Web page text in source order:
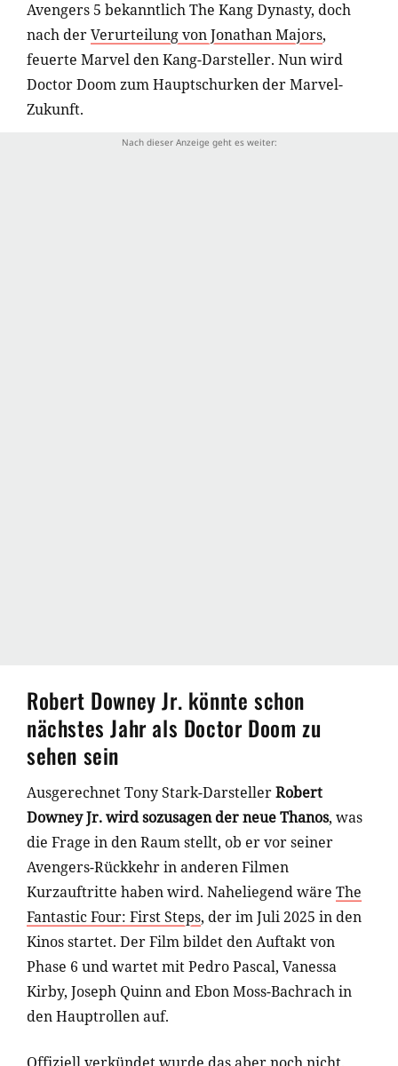
Avengers 5 bekanntlich The Kang Dynasty, doch
nach derVerurteilung von Jonathan Majors,
feuerte Marvel den Kang-Darsteller. Nun wird
Doctor Doom zum Hauptschurken der Marvel-
Zukunft.
Robert Downey Jr. könnte schon
nächstes Jahr als Doctor Doom zu
sehen sein
Ausgerechnet Tony Stark-DarstellerRobert
Downey Jr. wird sozusagen der neue Thanos, was
die Frage in den Raum stellt, ob er vor seiner
Avengers-Rückkehr in anderen Filmen
Kurzauftritte haben wird. Naheliegend wäre The
Fantastic Four: First Steps, der im Juli 2025 in den
Kinos startet. Der Film bildet den Auftakt von
Phase 6 und wartet mit Pedro Pascal, Vanessa
Kirby, Joseph Quinn and Ebon Moss-Bachrach in
den Hauptrollen auf.